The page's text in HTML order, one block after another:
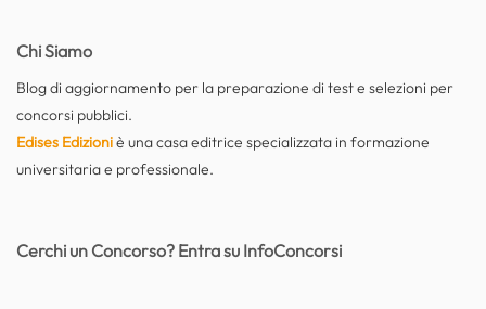
Chi Siamo
Blog di aggiornamento per la preparazione di test e selezioni per
concorsi pubblici.
Edises Edizioniè una casa editrice specializzata in formazione
universitaria e professionale.
Cerchi un Concorso? Entra su InfoConcorsi